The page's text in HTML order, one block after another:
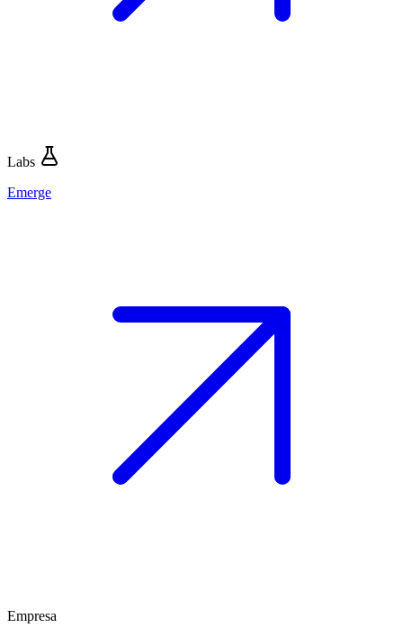
Labs
Emerge
Empresa